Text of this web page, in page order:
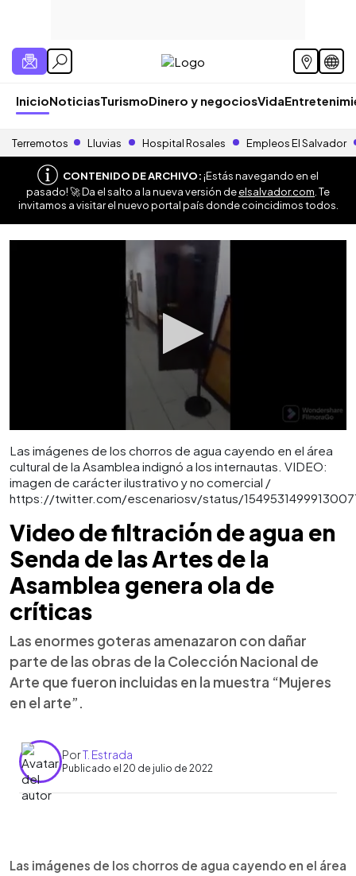
InicioNoticiasTurismoDinero y negociosVida
Terremotos Lluvias Hospital Rosales Empleos El Salvador
CONTENIDO DE ARCHIVO:¡Estás navegando en el
pasado! 🚀 Da el salto a la nueva versión deelsalvador.com . Te
invitamos a visitar el nuevo portal país donde coincidimos todos.
Las imágenes de los chorros de agua cayendo en el área
cultural de la Asamblea indignó a los internautas. VIDEO:
imagen de carácter ilustrativo y no comercial /
https://twitter.com/escenariosv/status/
Video de filtración de agua en
Senda de las Artes de la
Asamblea genera ola de
críticas
Las enormes goteras amenazaron con dañar
parte de las obras de la Colección Nacional de
Arte que fueron incluidas en la muestra “Mujeres
en el arte”.
PorT. Estrada
Publicado el 20 de julio de 2022
► Escuchar artículo
Las imágenes de los chorros de agua cayendo en el área